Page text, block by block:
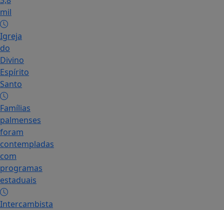
mil
Igreja
do
Divino
Espírito
Santo
Famílias
palmenses
foram
contempladas
com
programas
estaduais
Intercambista